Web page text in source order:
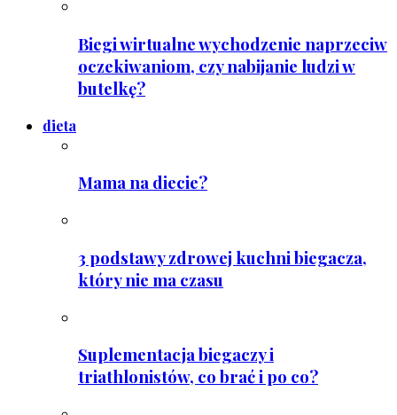
Biegi wirtualne wychodzenie naprzeciw
oczekiwaniom, czy nabijanie ludzi w
butelkę?
dieta
Mama na diecie?
3 podstawy zdrowej kuchni biegacza,
który nie ma czasu
Suplementacja biegaczy i
triathlonistów, co brać i po co?